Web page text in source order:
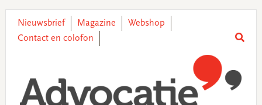
primary
main
primary
footer
Nieuwsbrief Magazine
Webshop
Contact en colofon